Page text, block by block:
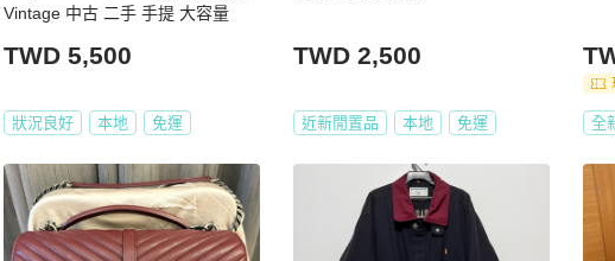
Vintage 中古 二手 手提 大容量
TWD 5,500
狀況良好 本地 免運
TWD 2,500
近新閒置品 本地 免運 全